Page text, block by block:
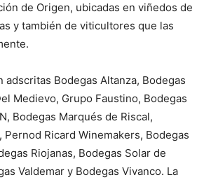
de Origen, ubicadas en viñedos de
y también de viticultores que las
adscritas Bodegas Altanza, Bodegas
Medievo, Grupo Faustino, Bodegas
Bodegas Marqués de Riscal,
Pernod Ricard Winemakers, Bodegas
Riojanas, Bodegas Solar de
Valdemar y Bodegas Vivanco. La